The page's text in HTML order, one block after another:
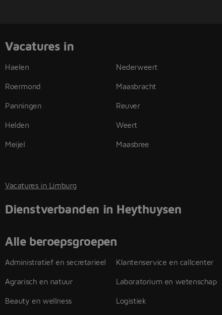
Vacatures in
Haelen
Roermond
Panningen
Helden
Meijel
Nederweert
Maasbracht
Reuver
Weert
Maasbree
Vacatures in Limburg
Dienstverbanden in Heythuysen
Alle beroepsgroepen
Administratief en secretarieel
Agrarisch en natuur
Beauty en wellness
Klantenservice en callcenter
Laboratorium en wetenschap
Logistiek